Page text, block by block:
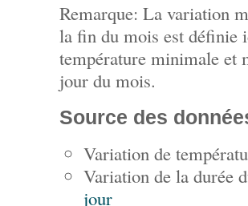
Remarque: La variation
la fin du mois est définie
température minimale et
jour du mois.
Source des
Variation de
Variation de la durée
jour